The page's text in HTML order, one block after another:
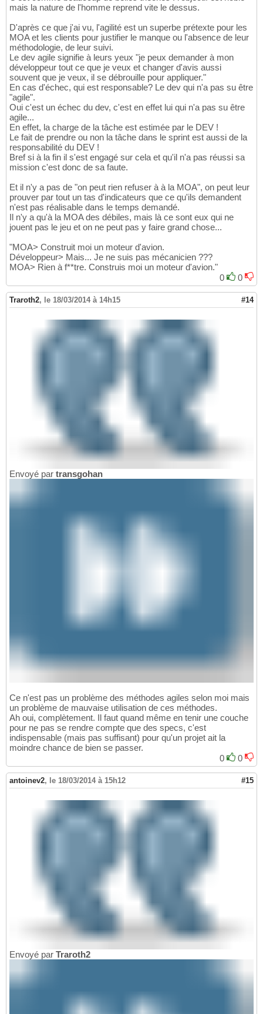
mais la nature de l'homme reprend vite le dessus.
D'après ce que j'ai vu, l'agilité est un superbe prétexte pour les
MOA et les clients pour justifier le manque ou l'absence de leur
méthodologie, de leur suivi.
Le dev agile signifie à leurs yeux "je peux demander à mon
développeur tout ce que je veux et changer d'avis aussi
souvent que je veux, il se débrouille pour appliquer."
En cas d'échec, qui est responsable? Le dev qui n'a pas su être
"agile".
Oui c'est un échec du dev, c'est en effet lui qui n'a pas su être
agile...
En effet, la charge de la tâche est estimée par le DEV !
Le fait de prendre ou non la tâche dans le sprint est aussi de la
responsabilité du DEV !
Bref si à la fin il s'est engagé sur cela et qu'il n'a pas réussi sa
mission c'est donc de sa faute.
Et il n'y a pas de "on peut rien refuser à à la MOA", on peut leur
prouver par tout un tas d'indicateurs que ce qu'ils demandent
n'est pas réalisable dans le temps demandé.
Il n'y a qu'à la MOA des débiles, mais là ce sont eux qui ne
jouent pas le jeu et on ne peut pas y faire grand chose...
"MOA> Construit moi un moteur d'avion.
Développeur> Mais... Je ne suis pas mécanicien ???
MOA> Rien à f**tre. Construis moi un moteur d'avion."
0
0
Traroth2, le 18/03/2014 à 14h15 #14
Envoyé par transgohan
Ce n'est pas un problème des méthodes agiles selon moi mais
un problème de mauvaise utilisation de ces méthodes.
Ah oui, complètement. Il faut quand même en tenir une couche
pour ne pas se rendre compte que des specs, c'est
indispensable (mais pas suffisant) pour qu'un projet ait la
moindre chance de bien se passer.
0
0
antoinev2, le 18/03/2014 à 15h12 #15
Envoyé par Traroth2